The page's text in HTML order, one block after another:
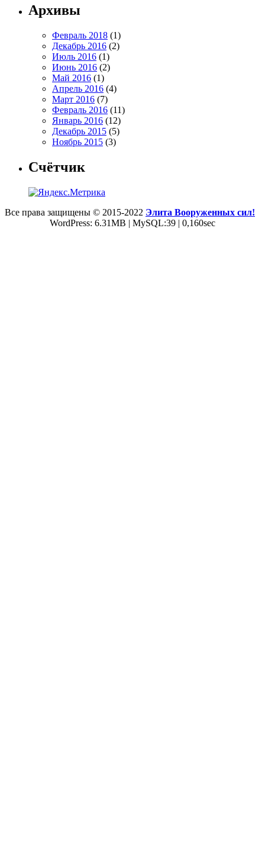
Архивы
Февраль 2018 (1)
Декабрь 2016 (2)
Июль 2016 (1)
Июнь 2016 (2)
Май 2016 (1)
Апрель 2016 (4)
Март 2016 (7)
Февраль 2016 (11)
Январь 2016 (12)
Декабрь 2015 (5)
Ноябрь 2015 (3)
Счётчик
Все права защищены © 2015-2022 Элита Вооруженных сил!
WordPress: 6.31MB | MySQL:39 | 0,160sec